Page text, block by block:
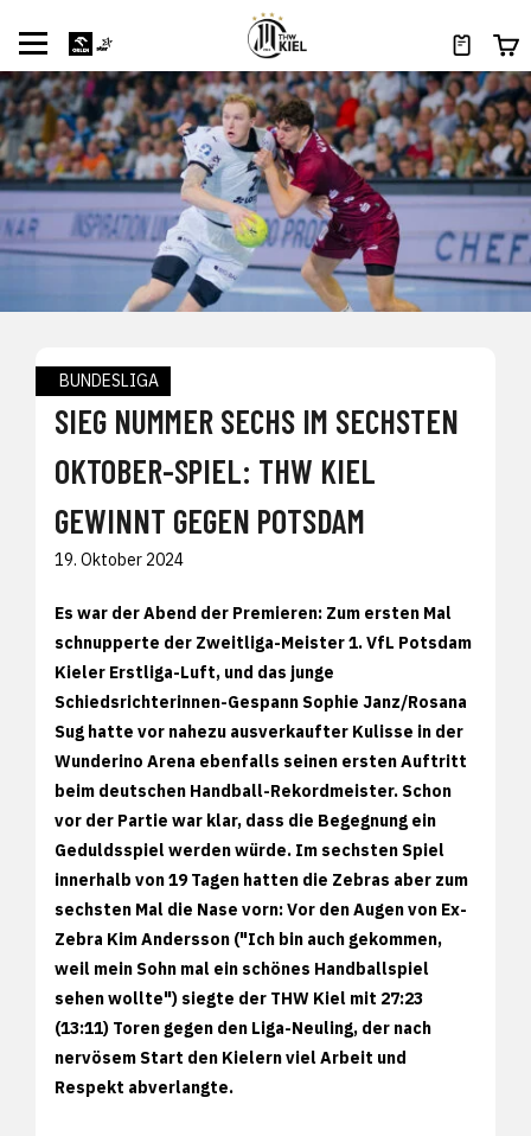
BUNDESLIGA
SIEG NUMMER SECHS IM SECHSTEN
OKTOBER-SPIEL: THW KIEL
GEWINNT GEGEN POTSDAM
19. Oktober 2024
Es war der Abend der Premieren: Zum ersten Mal
schnupperte der Zweitliga-Meister 1. VfL Potsdam
Kieler Erstliga-Luft, und das junge
Schiedsrichterinnen-Gespann Sophie Janz/Rosana
Sug hatte vor nahezu ausverkaufter Kulisse in der
Wunderino Arena ebenfalls seinen ersten Auftritt
beim deutschen Handball-Rekordmeister. Schon
vor der Partie war klar, dass die Begegnung ein
Geduldsspiel werden würde. Im sechsten Spiel
innerhalb von 19 Tagen hatten die Zebras aber zum
sechsten Mal die Nase vorn: Vor den Augen von Ex-
Zebra Kim Andersson ("Ich bin auch gekommen,
weil mein Sohn mal ein schönes Handballspiel
sehen wollte") siegte der THW Kiel mit 27:23
(13:11) Toren gegen den Liga-Neuling, der nach
nervösem Start den Kielern viel Arbeit und
Respekt abverlangte.